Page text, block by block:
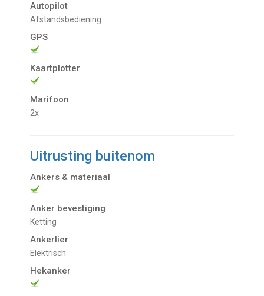
Autopilot
afstandsbediening
GPS
Kaartplotter
Marifoon
2x
Uitrusting buitenom
Ankers & materiaal
Anker bevestiging
Ketting
Ankerlier
Elektrisch
Hekanker